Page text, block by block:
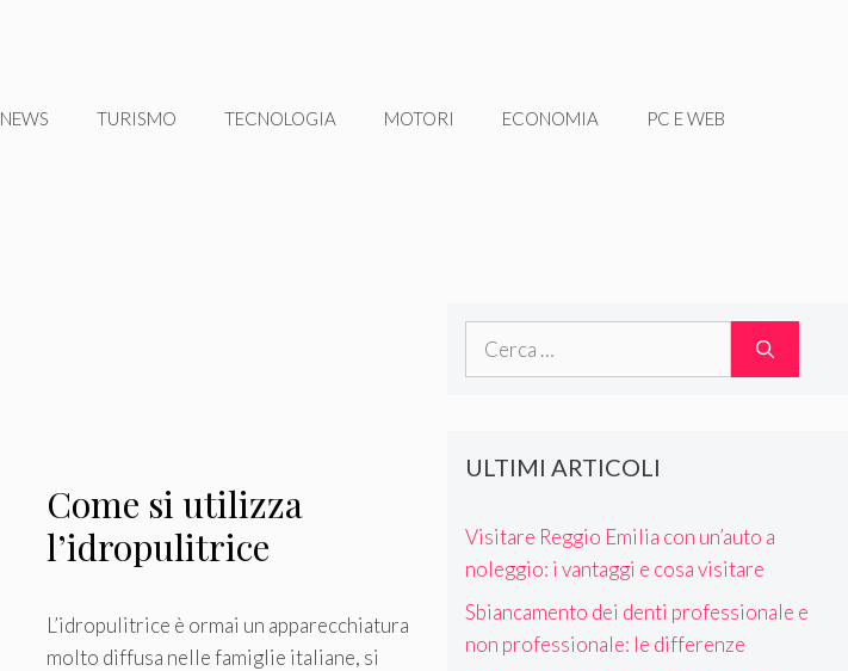
NEWS TURISMO TECNOLOGIA MOTORI ECONOMIA PC E WEB
Come si utilizza
l’idropulitrice
L’idropulitrice è ormai un apparecchiatura
molto diffusa nelle famiglie italiane, si
Ricerca
ULTIMI ARTICOLI
Visitare Reggio Emilia con un’auto a
noleggio: i vantaggi e cosa visitare
Sbiancamento dei denti professionale e
non professionale: le differenze